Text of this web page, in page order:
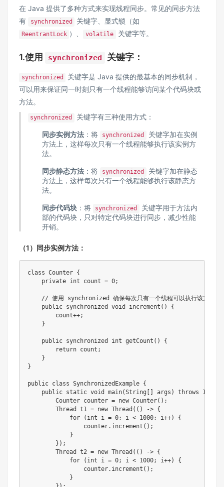
在 Java 提供了多种方式来实现线程同步。常见的同步方法
有
synchronized 关键字、显式锁（如
ReentrantLock ）、 volatile 关键字等。
1.使用 synchronized 关键字：
synchronized
关键字是 Java 提供的最基本的同步机制，
可以用来保证同一时刻只有一个线程能够访问某个代码块或
方法。
synchronized 关键字有三种使用方式：
同步实例方法：将 synchronized
关键字加在实例
方法上，这样每次只有一个线程能够执行该实例方
法。
同步静态方法：将 synchronized
关键字加在静态
方法上，这样每次只有一个线程能够执行该静态方
法。
同步代码块：将 synchronized
关键字用于方法内
部的代码块，只对特定代码块进行同步，减少性能
开销。
（1）同步实例方法：
class Counter {
    private int count = 0;
    // 使用 synchronized 确保每次只有一个线程可以执行该方法
    public synchronized void increment() {
        count++;
    }
    public synchronized int getCount() {
        return count;
    }
}
public class SynchronizedExample {
public static void main(String[] args) throws
        Counter counter = new Counter();
        Thread t1 = new Thread(() -> {
            for (int i = 0; i < 1000; i++) {
                counter.increment();
            }
        });
        Thread t2 = new Thread(() -> {
            for (int i = 0; i < 1000; i++) {
                counter.increment();
            }